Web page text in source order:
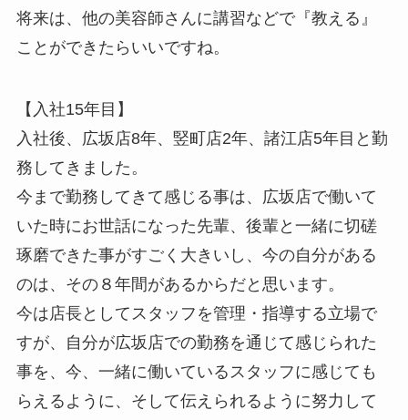
将来は、他の美容師さんに講習などで『教える』
ことができたらいいですね。
【入社15年目】
入社後、広坂店8年、竪町店2年、諸江店5年目と勤
務してきました。
今まで勤務してきて感じる事は、広坂店で働いて
いた時にお世話になった先輩、後輩と一緒に切磋
琢磨できた事がすごく大きいし、今の自分がある
のは、その８年間があるからだと思います。
今は店長としてスタッフを管理・指導する立場で
すが、自分が広坂店での勤務を通じて感じられた
事を、今、一緒に働いているスタッフに感じても
らえるように、そして伝えられるように努力して